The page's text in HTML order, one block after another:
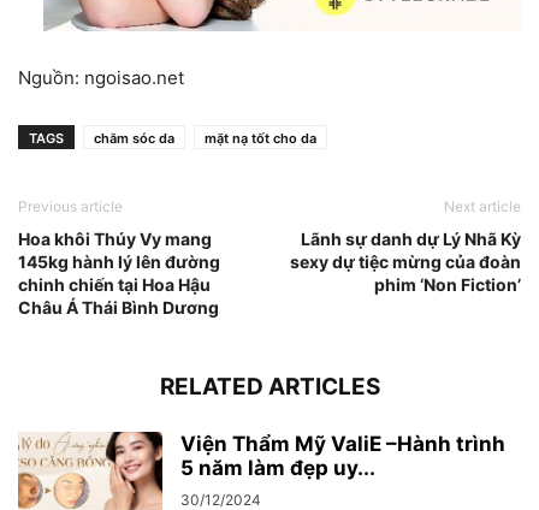
Nguồn: ngoisao.net
TAGS chăm sóc da mặt nạ tốt cho da
Previous article
Hoa khôi Thúy Vy mang
145kg hành lý lên đường
chinh chiến tại Hoa Hậu
Châu Á Thái Bình Dương
Next article
Lãnh sự danh dự Lý Nhã Kỳ
sexy dự tiệc mừng của đoàn
phim ‘Non Fiction’
RELATED ARTICLES
Viện Thẩm Mỹ ValiE –Hành trình
5 năm làm đẹp uy...
30/12/2024